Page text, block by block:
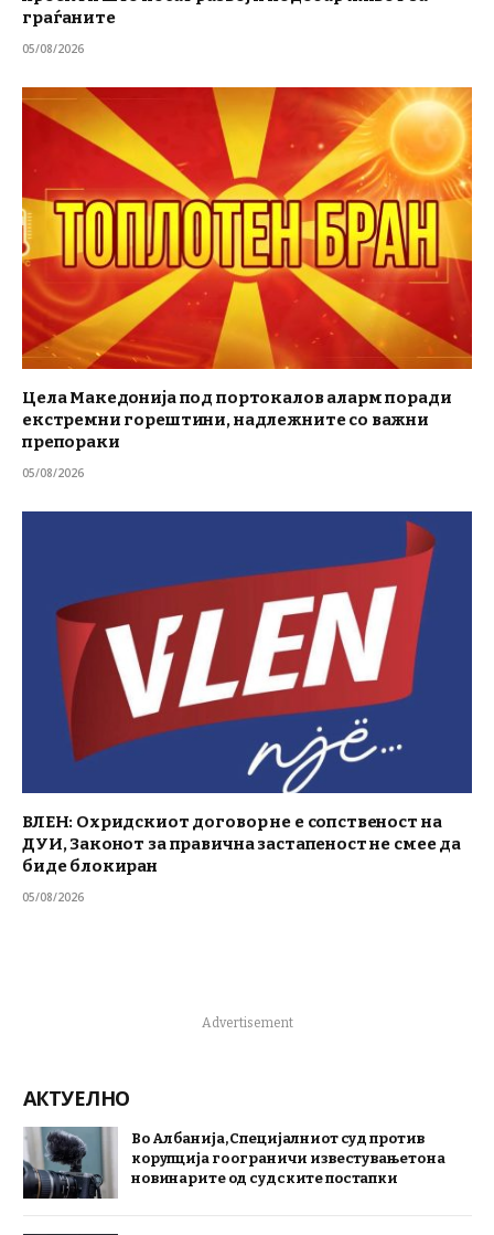
граѓаните
05/08/2026
Цела Македонија под портокалов аларм поради
екстремни горештини, надлежните со важни
препораки
05/08/2026
ВЛЕН: Охридскиот договор не е сопственост на
ДУИ, Законот за правична застапеност не смее да
биде блокиран
05/08/2026
Advertisement
АКТУЕЛНО
Во Албанија, Специјалниот суд против
корупција го ограничи известувањето на
новинарите од судските постапки